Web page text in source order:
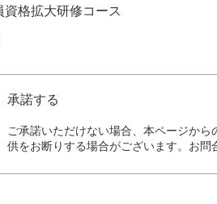
格拡大研修コース
承諾する
ご承諾いただけない場合、本ページか
供をお断りする場合がございます。お問